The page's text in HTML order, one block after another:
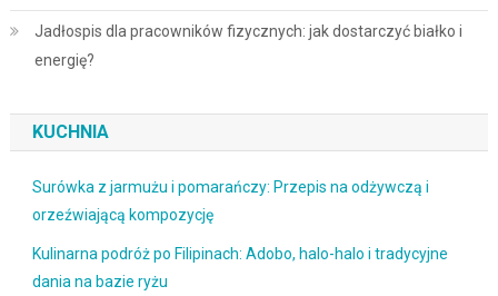
Jadłospis dla pracowników fizycznych: jak dostarczyć białko i
energię?
KUCHNIA
Surówka z jarmużu i pomarańczy: Przepis na odżywczą i
orzeźwiającą kompozycję
Kulinarna podróż po Filipinach: Adobo, halo-halo i tradycyjne
dania na bazie ryżu